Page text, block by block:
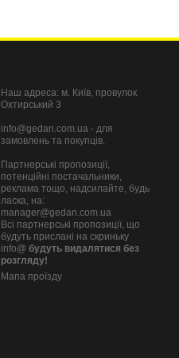
Наш адреса: м. Київ, провулок
Охтирський 3
info@gedan.com.ua - для
замовлень та покупців.
Партнерські пропозиції,
потенційні постачальники,
реклама тощо, надсилайте, будь
ласка, на:
manager@gedan.com.ua
Всі партнерські пропозиції, що
будуть прислані на скриньку
info@ будуть видалятися без
розгляду!
Мапа проїзду